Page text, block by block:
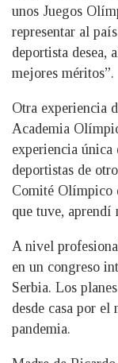
unos Juegos
representar al
deportista desea,
mejores méritos”.
Otra experiencia
Academia
experiencia
deportistas de
Comité Olímpico
que tuve, aprendí
A nivel
en un congreso
Serbia. Los
desde casa por
pandemia.